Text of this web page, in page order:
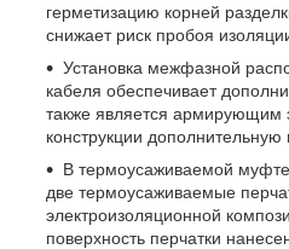
герметизацию корней
снижает риск пробоя
Установка межфазной
кабеля обеспечивает
также является армирующим
конструкции
В термоусаживаемой
две термоусаживаемые
электроизоляционной
поверхность перчатки